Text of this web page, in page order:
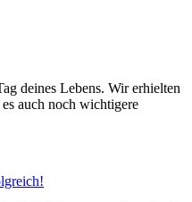
deines Lebens. Wir erhielten
auch noch wichtigere